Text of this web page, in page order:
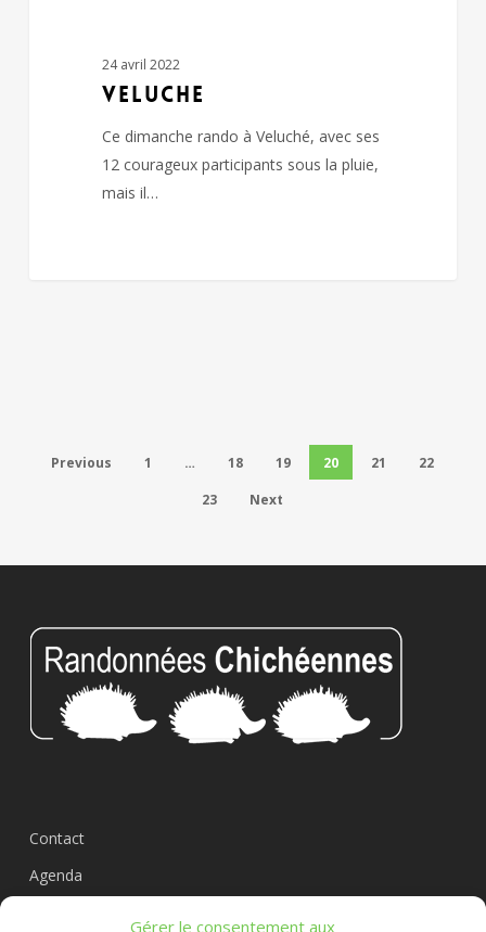
Gérer le consentement aux
24 avril 2022
VELUCHE
Ce dimanche rando à Veluché, avec ses
12 courageux participants sous la pluie,
mais il…
Previous 1 … 18 19 20 21
22
23
Next
Contact
Agenda